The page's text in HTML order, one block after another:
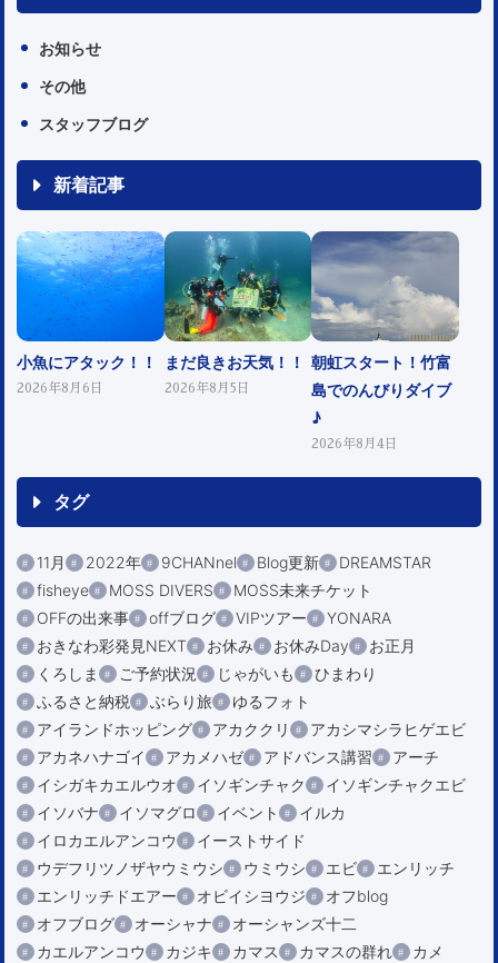
お知らせ
その他
スタッフブログ
新着記事
小魚にアタック！！
2026年8月6日
まだ良きお天気！！
2026年8月5日
朝虹スタート！竹富
島でのんびりダイブ
♪
2026年8月4日
タグ
11月 2022年 9CHANnel Blog更新
DREAMSTAR
fisheye
MOSS DIVERS
MOSS未来チケット
OFFの出来事
offブログ VIPツアー
YONARA
おきなわ彩発見NEXT
お休み お休みDay
お正月
くろしま
ご予約状況 じゃがいも
ひまわり
ふるさと納税
ぶらり旅
ゆるフォト
アイランドホッピング
アカククリ
アカシマシラヒゲエビ
アカネハナゴイ
アカメハゼ アドバンス講習
アーチ
イシガキカエルウオ
イソギンチャク
イソギンチャクエビ
イソバナ
イソマグロ イベント
イルカ
イロカエルアンコウ
イーストサイド
ウデフリツノザヤウミウシ
ウミウシ エビ
エンリッチ
エンリッチドエアー
オビイシヨウジ
オフblog
オフブログ
オーシャナ
オーシャンズ十二
カエルアンコウ
カジキ カマス カマスの群れ
カメ